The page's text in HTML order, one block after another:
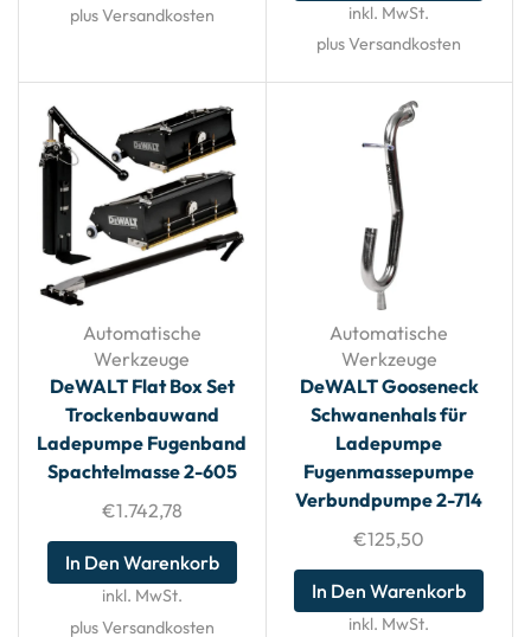
plus Versandkosten
inkl. MwSt.
plus Versandkosten
Automatische
Werkzeuge
DeWALT Flat Box Set
Trockenbauwand
Ladepumpe Fugenband
Spachtelmasse 2-605
€1.742,78
In Den Warenkorb
inkl. MwSt.
plus Versandkosten
Automatische
Werkzeuge
DeWALT Gooseneck
Schwanenhals für
Ladepumpe
Fugenmassepumpe
Verbundpumpe 2-714
€125,50
In Den Warenkorb
inkl. MwSt.